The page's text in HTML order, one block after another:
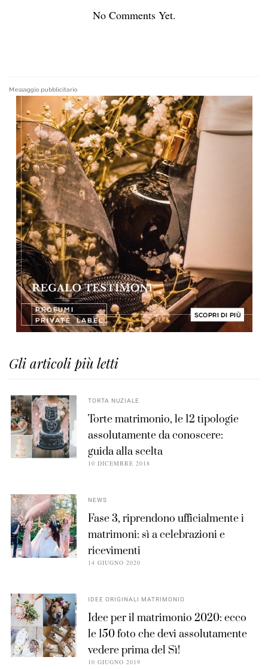
No Comments Yet.
Messaggio pubblicitario
Gli articoli più letti
TORTA NUZIALE
Torte matrimonio, le 12 tipologie
assolutamente da conoscere:
guida alla scelta
10 DICEMBRE 2018
NEWS
Fase 3, riprendono ufficialmente i
matrimoni: sì a celebrazioni e
ricevimenti
14 GIUGNO 2020
IDEE ORIGINALI MATRIMONIO
Idee per il matrimonio 2020: ecco
le 150 foto che devi assolutamente
vedere prima del Sì!
10 GIUGNO 2019